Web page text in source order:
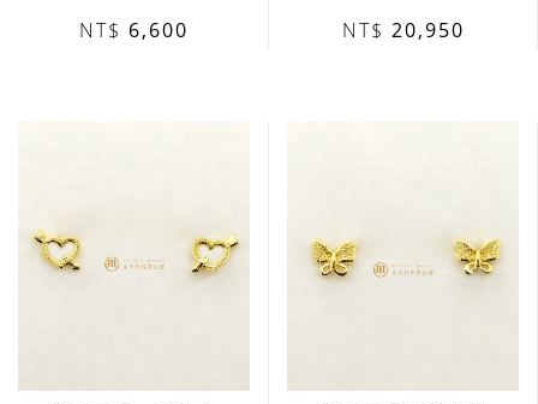
6,600 20,950